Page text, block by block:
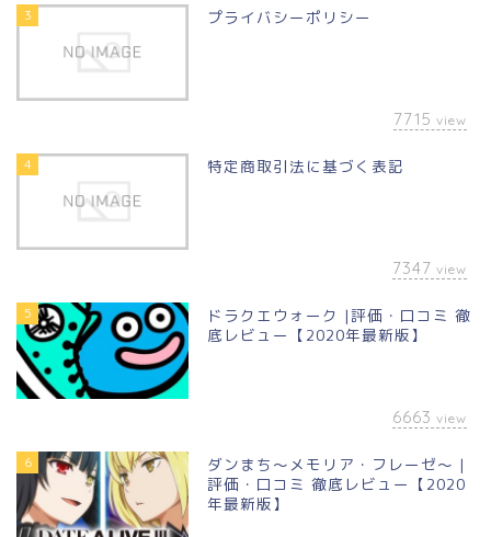
3 プライバシーポリシー
7715 view
4 特定商取引法に基づく表記
7347 view
5
ドラクエウォーク |評価・口コミ 徹
底レビュー【2020年最新版】
6663 view
6
ダンまち〜メモリア・フレーゼ〜 |
評価・口コミ 徹底レビュー【2020
年最新版】